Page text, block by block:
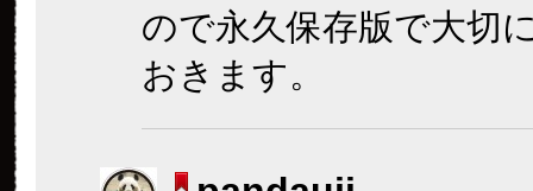
ので永久保存版で大切
おきます。